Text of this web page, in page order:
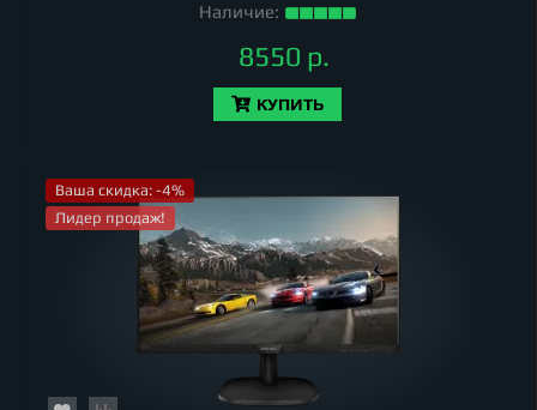
Наличие:
8550 р.
КУПИТЬ
Ваша скидка: -4%
Лидер продаж!